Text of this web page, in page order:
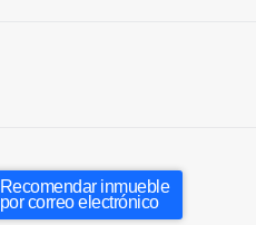
Recomendar inmueble
por correo electrónico